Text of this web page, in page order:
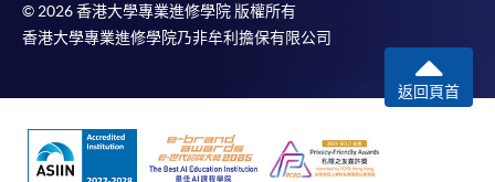
© 2026 香港大學專業進修學院 版權所有
香港大學專業進修學院乃非牟利擔保有限公司
返回頁首